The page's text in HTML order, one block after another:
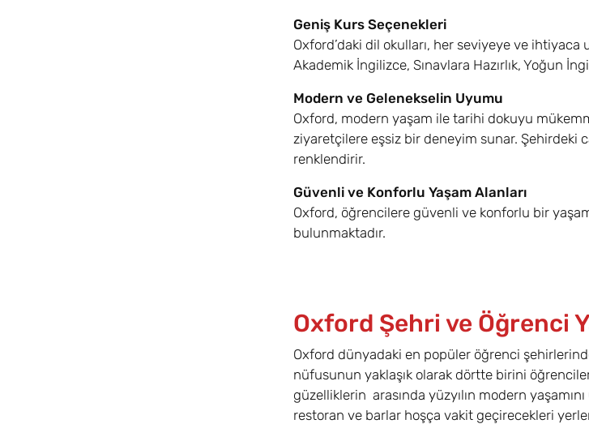
Geniş Kurs Seçenekleri
Oxford’daki dil okulları, her seviyeye ve
Akademik İngilizce, Sınavlara Hazırlık, Yoğun
Modern ve Gelenekselin Uyumu
Oxford, modern yaşam ile tarihi dokuyu
ziyaretçilere eşsiz bir deneyim sunar. Şehirdeki
renklendirir.
Güvenli ve Konforlu Yaşam Alanları
Oxford, öğrencilere güvenli ve konforlu bir
bulunmaktadır.
Oxford Şehri ve Öğrenci
Oxford dünyadaki en popüler öğrenci
nüfusunun yaklaşık olarak dörtte birini
güzelliklerin arasında yüzyılın modern
restoran ve barlar hoşça vakit geçirecekleri